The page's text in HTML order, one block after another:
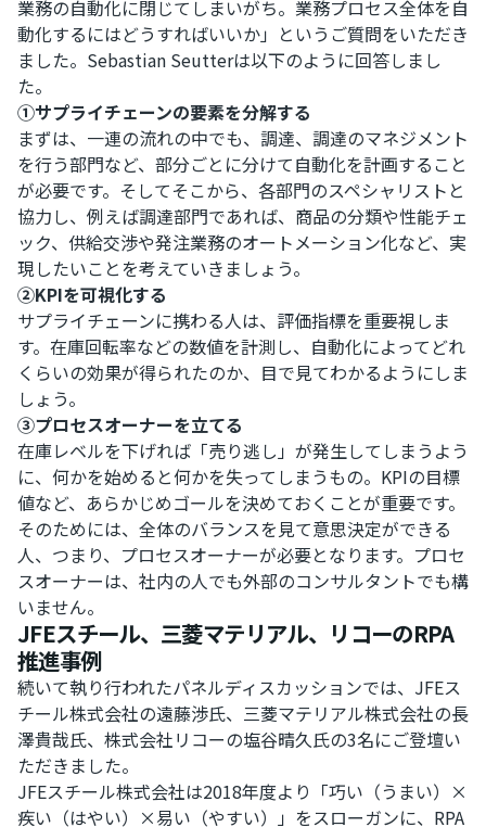
業務の自動化に閉じてしまいがち。業務プロセス全体を自
動化するにはどうすればいいか」というご質問をいただき
ました。Sebastian Seutterは以下のように回答しまし
た。
①サプライチェーンの要素を分解する
まずは、一連の流れの中でも、調達、調達のマネジメント
を行う部門など、部分ごとに分けて自動化を計画すること
が必要です。そしてそこから、各部門のスペシャリストと
協力し、例えば調達部門であれば、商品の分類や性能チェ
ック、供給交渉や発注業務のオートメーション化など、実
現したいことを考えていきましょう。
②KPIを可視化する
サプライチェーンに携わる人は、評価指標を重要視しま
す。在庫回転率などの数値を計測し、自動化によってどれ
くらいの効果が得られたのか、目で見てわかるようにしま
しょう。
③プロセスオーナーを立てる
在庫レベルを下げれば「売り逃し」が発生してしまうよう
に、何かを始めると何かを失ってしまうもの。KPIの目標
値など、あらかじめゴールを決めておくことが重要です。
そのためには、全体のバランスを見て意思決定ができる
人、つまり、プロセスオーナーが必要となります。プロセ
スオーナーは、社内の人でも外部のコンサルタントでも構
いません。
JFEスチール、三菱マテリアル、リコーのRPA
推進事例
続いて執り行われたパネルディスカッションでは、JFEス
チール株式会社の遠藤渉氏、三菱マテリアル株式会社の長
澤貴哉氏、株式会社リコーの塩谷晴久氏の3名にご登壇い
ただきました。
JFEスチール株式会社は2018年度より「巧い（うまい）×
疾い（はやい）×易い（やすい）」をスローガンに、RPA